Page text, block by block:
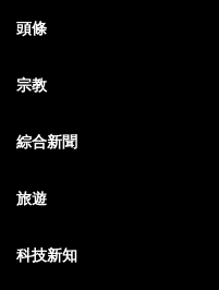
頭條
宗教
綜合新聞
旅遊
科技新知